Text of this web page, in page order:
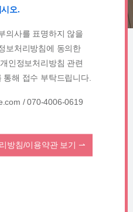
-05660호
길 63, 1층 101호
오.
의사를 표명하지 않을
보처리방침에 동의한
인정보처리방침 관련
해 접수 부탁드립니다.
/ 070-4006-0619
방침/이용약관 보기 ⇀